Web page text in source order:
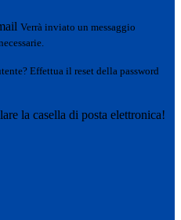
Verrà inviato un messaggio
Effettua il reset della password
la casella di posta elettronica!